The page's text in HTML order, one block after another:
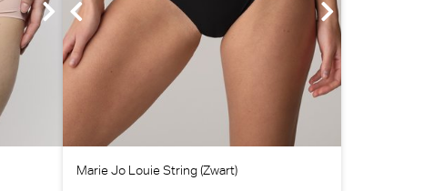
Marie Jo Louie String (Zwart)